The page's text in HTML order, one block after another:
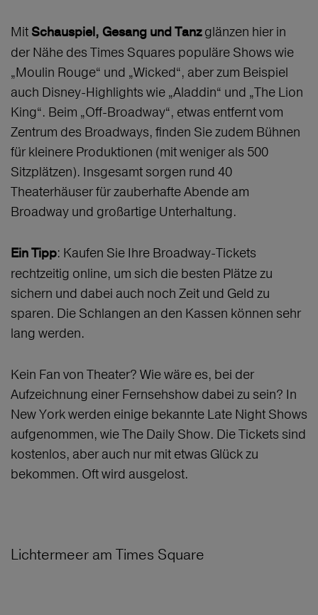
Mit Schauspiel, Gesang und Tanzglänzen hier in
der Nähe des Times Squares populäre Shows wie
„Moulin Rouge“ und „Wicked“, aber zum Beispiel
auch Disney-Highlights wie „Aladdin“ und „The Lion
King“. Beim „Off-Broadway“, etwas entfernt vom
Zentrum des Broadways, finden Sie zudem Bühnen
für kleinere Produktionen (mit weniger als 500
Sitzplätzen). Insgesamt sorgen rund 40
Theaterhäuser für zauberhafte Abende am
Broadway und großartige Unterhaltung.
Ein Tipp: Kaufen Sie Ihre Broadway-Tickets
rechtzeitig online, um sich die besten Plätze zu
sichern und dabei auch noch Zeit und Geld zu
sparen. Die Schlangen an den Kassen können sehr
lang werden.
Kein Fan von Theater? Wie wäre es, bei der
Aufzeichnung einer Fernsehshow dabei zu sein? In
New York werden einige bekannte Late Night Shows
aufgenommen, wie The Daily Show. Die Tickets sind
kostenlos, aber auch nur mit etwas Glück zu
bekommen. Oft wird ausgelost.
Lichtermeer am Times Square